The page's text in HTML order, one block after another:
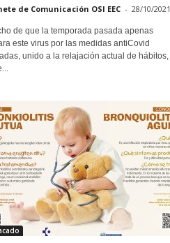
de Comunicación OSI EEC - 28/10/2021
de que la temporada pasada apenas
este virus por las medidas antiCovid
unido a la relajación actual de hábitos,